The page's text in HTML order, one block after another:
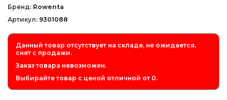
Бренд: Rowenta
Артикул: 9301088
Данный товар отсутствует на складе, не ожидается,
снят с продажи.
Заказ товара невозможен.
Выбирайте товар с ценой отличной от 0.